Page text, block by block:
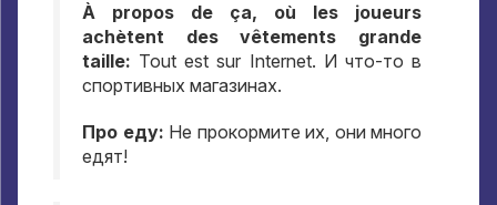
À propos de ça, où les joueurs
achètent des vêtements grande
taille: Tout est sur Internet. И что-то в
спортивных магазинах.
Про еду: Не прокормите их, они много
едят!